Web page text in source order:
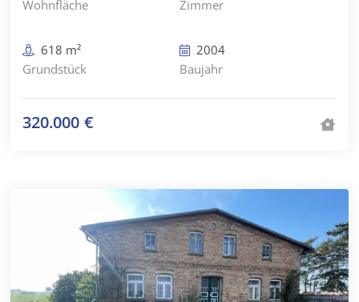
Wohnfläche Zimmer
618 m²
Grundstück
2004
Baujahr
320.000 €